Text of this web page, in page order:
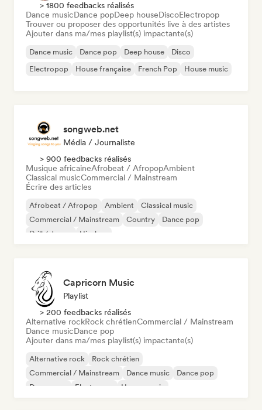
> 1800 feedbacks réalisés
Dance musicDance popDeep houseDiscoElectropop
Trouver ou proposer des opportunités live à des artistes
Ajouter dans ma/mes playlist(s) impactante(s)
Dance music Dance pop Deep house
Disco
Electropop
House française French Pop House music
songweb.net
Média / Journaliste
> 900 feedbacks réalisés
Musique africaineAfrobeat / AfropopAmbient
Classical musicCommercial / Mainstream
Écrire des articles
Afrobeat / Afropop Ambient
Classical music
Commercial / Mainstream
Country
Dance pop
Drill / Jersey
Hip-hop
Capricorn Music
Playlist
> 200 feedbacks réalisés
Alternative rockRock chrétienCommercial / Mainstream
Dance musicDance pop
Ajouter dans ma/mes playlist(s) impactante(s)
Alternative rock
Rock chrétien
Commercial / Mainstream
Dance music
Dance pop
Dream pop
Electropop House music